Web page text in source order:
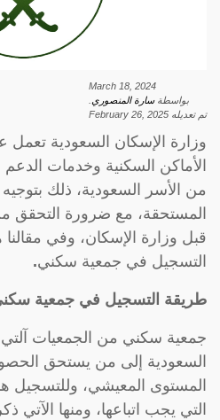
March 18, 2024
بواسطةسارة المنصوري
تم تعديله February 26, 2025
وزارة الإسكان السعودية تعمل
الأماكن السكنية وخدمات
من الأسر السعودية، ذلك
المستحقة، مع ضرورة التحقق
قبل وزارة الإسكان، وفي
التسجيل في جمعية سكني.
طريقة التسجيل في جمعية
جمعية سكني من الجمعيات آلتي
السعودية إلى من يستحق
المستوى المعيشي، وللتسجيل
التي يجب اتباعها، ومنها الآتي